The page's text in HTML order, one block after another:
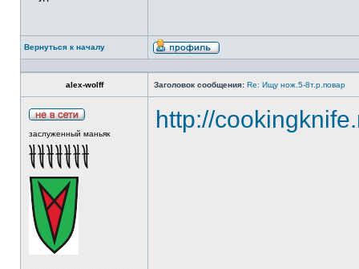
Вернуться к началу
alex-wolff Заголовок сообщения: Re: Ищу нож.5-8т.р.повар
заслуженный маньяк
http://